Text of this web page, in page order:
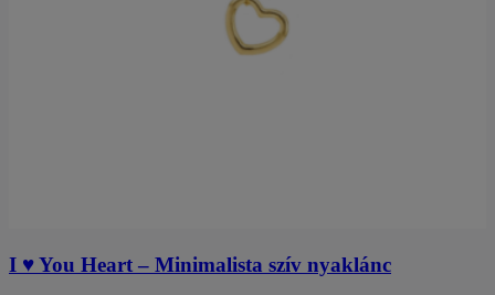
I ♥︎ You Heart – Minimalista szív nyaklánc